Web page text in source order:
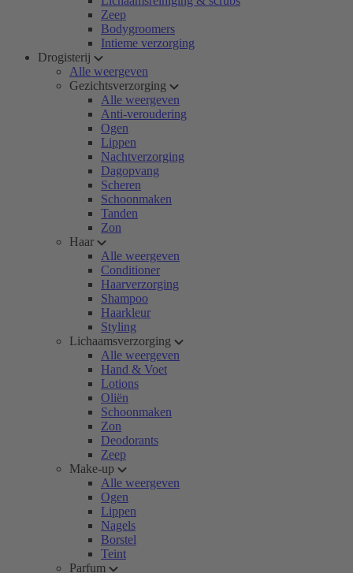
Zeep
Bodygroomers
Intieme verzorging
Drogisterij
Alle weergeven
Gezichtsverzorging
Alle weergeven
Anti-veroudering
Ogen
Lippen
Nachtverzorging
Dagopvang
Scheren
Schoonmaken
Tanden
Zon
Haar
Alle weergeven
Conditioner
Haarverzorging
Shampoo
Haarkleur
Styling
Lichaamsverzorging
Alle weergeven
Hand & Voet
Lotions
Oliën
Schoonmaken
Zon
Deodorants
Zeep
Make-up
Alle weergeven
Ogen
Lippen
Nagels
Borstel
Teint
Parfum